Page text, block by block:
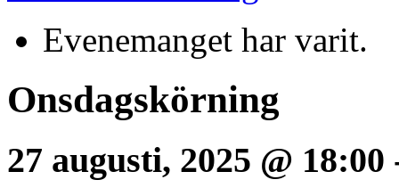
Evenemanget har varit.
Onsdagskörning
27 augusti, 2025 @ 18:00